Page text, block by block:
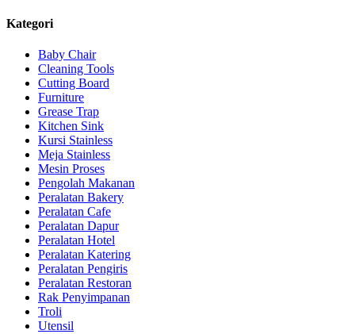
Kategori
Baby Chair
Cleaning Tools
Cutting Board
Furniture
Grease Trap
Kitchen Sink
Kursi Stainless
Meja Stainless
Mesin Proses
Pengolah Makanan
Peralatan Bakery
Peralatan Cafe
Peralatan Dapur
Peralatan Hotel
Peralatan Katering
Peralatan Pengiris
Peralatan Restoran
Rak Penyimpanan
Troli
Utensil